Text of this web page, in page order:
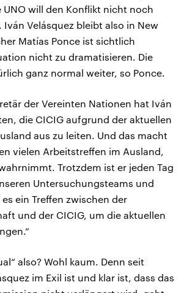
UNO will den Konflikt nicht noch
Velásquez bleibt also in New
Matías Ponce ist sichtlich
nicht zu dramatisieren. Die
ganz normal weiter, so Ponce.
der Vereinten Nationen hat Iván
die CICIG aufgrund der aktuellen
aus zu leiten. Und das macht
vielen Arbeitstreffen im Ausland,
Trotzdem ist er jeden Tag
Untersuchungsteams und
ein Treffen zwischen der
und der CICIG, um die aktuellen
also? Wohl kaum. Denn seit
im Exil ist und klar ist, dass das